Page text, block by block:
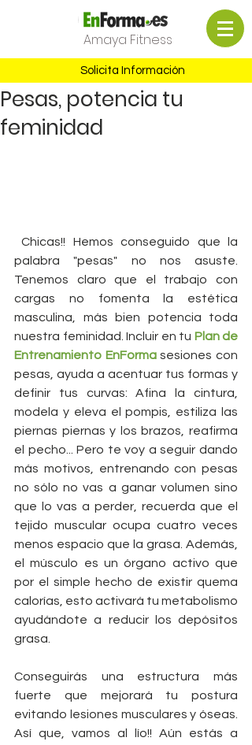
Amaya Fitness
Solicita Información
Pesas, potencia tu
feminidad
Chicas!! Hemos conseguido que la
palabra "pesas" no nos asuste.
Tenemos claro que el trabajo con
cargas no fomenta la estética
masculina, más bien potencia toda
nuestra feminidad. Incluir en tu Plan de
Entrenamiento EnForma sesiones con
pesas, ayuda a acentuar tus formas y
definir tus curvas: Afina la cintura,
modela y eleva el pompis, estiliza las
piernas piernas y los brazos, reafirma
el pecho... Pero te voy a seguir dando
más motivos, entrenando con pesas
no sólo no vas a ganar volumen sino
que lo vas a perder, recuerda que el
tejido muscular ocupa cuatro veces
menos espacio que la grasa. Además,
el músculo es un órgano activo que
por el simple hecho de existir quema
calorías, esto activará tu metabolismo
ayudándote a reducir los depósitos
grasa.
Conseguirás una estructura más
fuerte que mejorará tu postura
evitando lesiones musculares y óseas.
Así que, vamos al lío!! Aún estás a